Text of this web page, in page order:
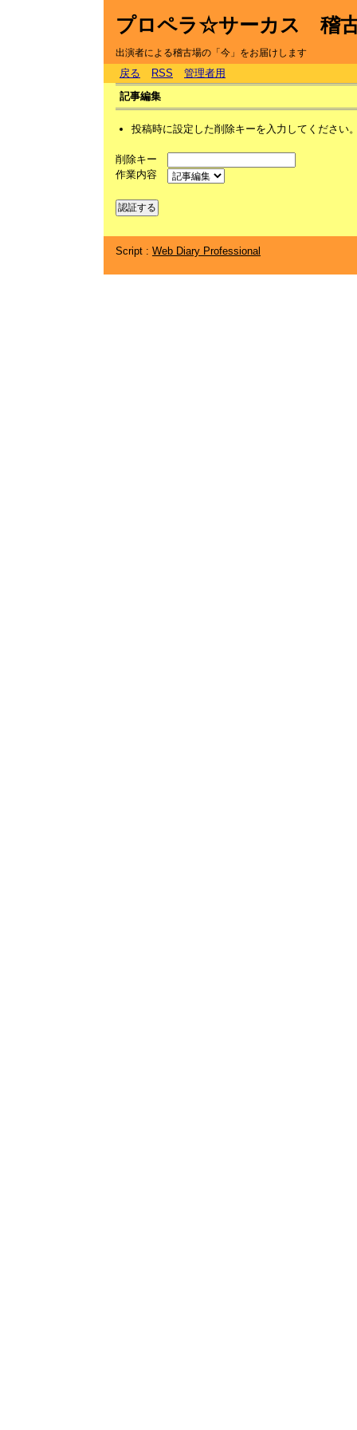
プロペラ☆サーカス 稽
出演者による稽古場の「今」をお届けします
戻る RSS
管理者用
記事編集
投稿時に設定した削除キーを入力してください
削除キー
作業内容
Script : Web Diary Professional